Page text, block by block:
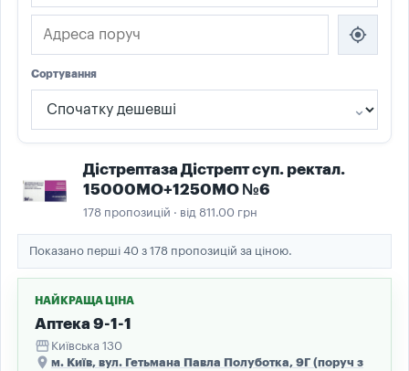
Сортування
my_location
Дістрептаза Дістрепт суп. ректал.
15000МО+1250МО №6
178 пропозицій · від 811.00 грн
Показано перші 40 з 178 пропозицій за ціною.
НАЙКРАЩА ЦІНА
Аптека 9-1-1
storefront Київська 130
place м. Київ, вул. Гетьмана Павла Полуботка, 9Г (поруч з